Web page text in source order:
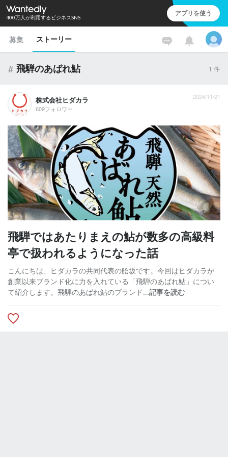
400万人が利用するビジネスSNS アプリを使う
募集 ストーリー
# 飛騨のあばれ鮎 1 件
株式会社ヒダカラ
609フォロワー
2024/11/21
飛騨ではあたりまえの鮎が数多の高級料
亭で扱われるようになった話
こんにちは、ヒダカラの共同代表の舩坂です。今回はヒダカラが
創業以来ブランド化に力を入れている「飛騨のあばれ鮎」につい
て紹介します。飛騨のあばれ鮎のブランド...記事を読む